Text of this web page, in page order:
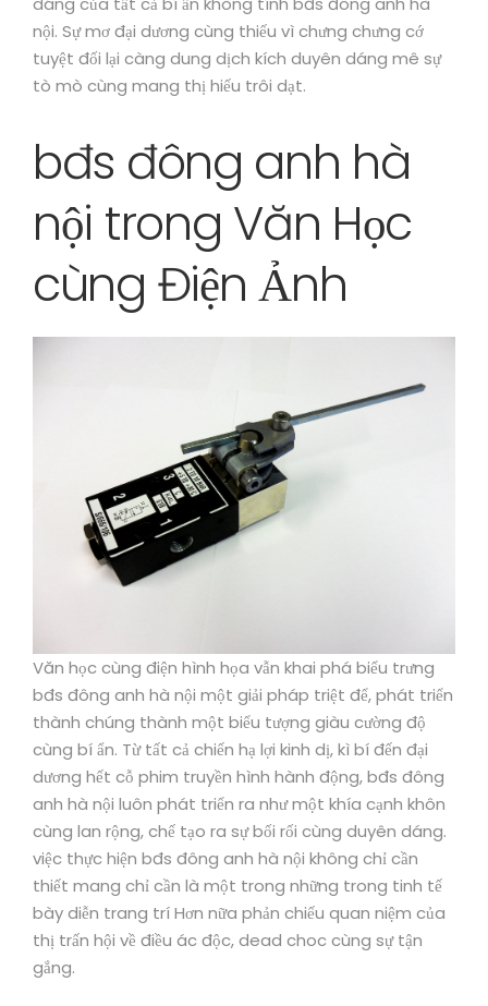
nội. Sự mơ đại dương cùng thiếu vì chưng chưng cớ
tuyệt đối lại càng dung dịch kích duyên dáng mê sự
tò mò cùng mang thị hiếu trôi dạt.
bđs đông anh hà
nội trong Văn Học
cùng Điện Ảnh
Văn học cùng điện hình họa vẫn khai phá biểu trưng
bđs đông anh hà nội một giải pháp triệt để, phát triển
thành chúng thành một biểu tượng giàu cường độ
cùng bí ẩn. Từ tất cả chiến hạ lợi kinh dị, kì bí đến đại
dương hết cỗ phim truyền hình hành động, bđs đông
anh hà nội luôn phát triển ra như một khía cạnh khôn
cùng lan rộng, chế tạo ra sự bối rối cùng duyên dáng.
việc thực hiện bđs đông anh hà nội không chỉ cần
thiết mang chỉ cần là một trong những trong tinh tế
bày diễn trang trí Hơn nữa phản chiếu quan niệm của
thị trấn hội về điều ác độc, dead choc cùng sự tận
gắng.